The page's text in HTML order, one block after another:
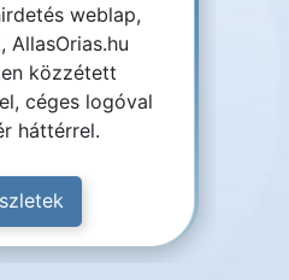
weblap,
AllasOrias.hu
közzétett
céges logóval
háttérrel.